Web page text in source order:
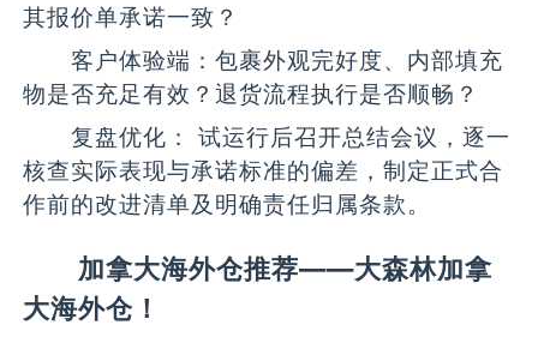
其报价单承诺一致？
客户体验端：包裹外观完好度、内部填充
物是否充足有效？退货流程执行是否顺畅？
复盘优化： 试运行后召开总结会议，逐一
核查实际表现与承诺标准的偏差，制定正式合
作前的改进清单及明确责任归属条款。
加拿大海外仓推荐——大森林加拿
大海外仓！